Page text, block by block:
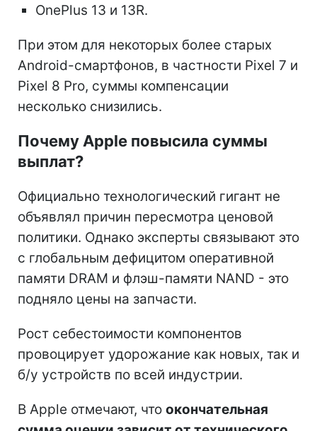
OnePlus 13 и 13R.
При этом для некоторых более старых
Android-смартфонов, в частности Pixel 7 и
Pixel 8 Pro, суммы компенсации
несколько снизились.
Почему Apple повысила суммы
выплат?
Официально технологический гигант не
объявлял причин пересмотра ценовой
политики. Однако эксперты связывают это
с глобальным дефицитом оперативной
памяти DRAM и флэш-памяти NAND - это
подняло цены на запчасти.
Рост себестоимости компонентов
провоцирует удорожание как новых, так и
б/у устройств по всей индустрии.
В Apple отмечают, что окончательная